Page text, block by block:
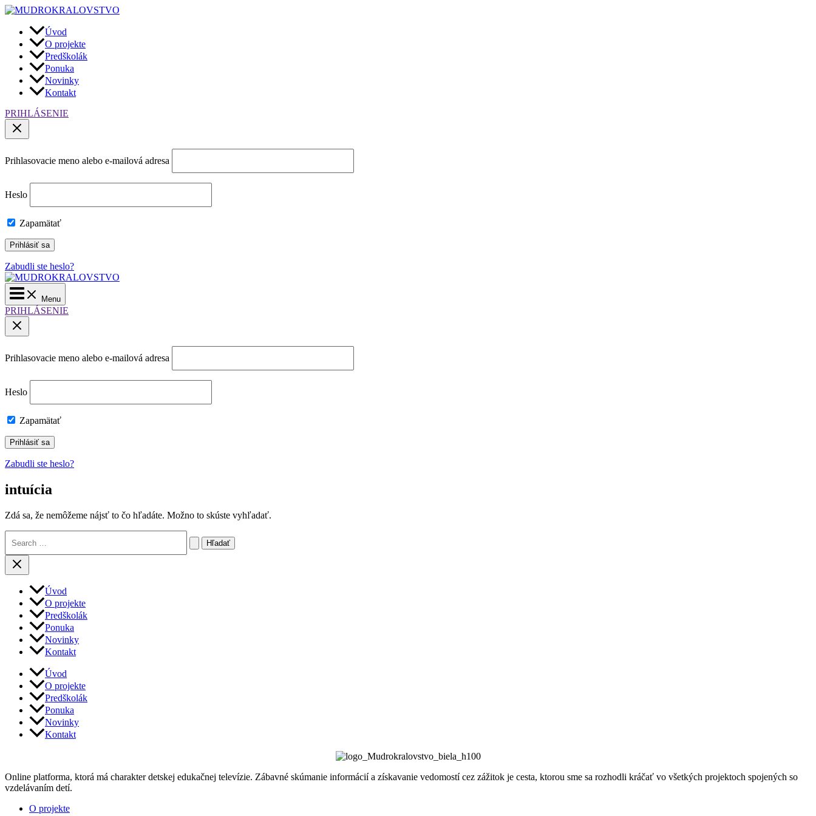
Preskočiť
obsah
Úvod
O projekte
Predškolák
Ponuka
Novinky
Kontakt
PRIHLÁSENIE
Prihlasovacie meno alebo e-mailová adresa
Heslo
Zapamätať
Zabudli ste heslo?
Main
Menu
Menu
PRIHLÁSENIE
Prihlasovacie meno alebo e-mailová adresa
Heslo
Zapamätať
Zabudli ste heslo?
intuícia
Zdá sa, že nemôžeme nájsť to čo hľadáte. Možno to skúste vyhľadať.
Vyhľadať:
Úvod
O projekte
Predškolák
Ponuka
Novinky
Kontakt
Úvod
O projekte
Predškolák
Ponuka
Novinky
Kontakt
Online platforma, ktorá má charakter detskej edukačnej televízie. Zábavné skúmanie informácií a získavanie vedomostí cez zážitok je cesta, ktorou sme sa rozhodli kráčať vo všetkých projektoch spojených so
vzdelávaním detí.
Menu
O projekte